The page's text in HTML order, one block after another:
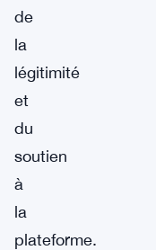
de
la
légitimité
et
du
soutien
à
la
plateforme.